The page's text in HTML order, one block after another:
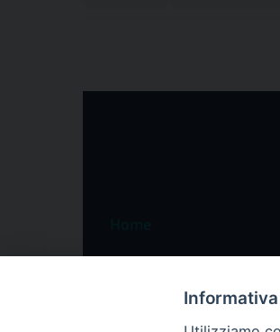
Speciali
Pordenone
Portogruaro
Informativa